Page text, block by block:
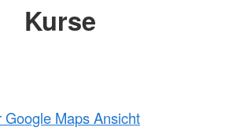
Kurse
Google Maps Ansicht